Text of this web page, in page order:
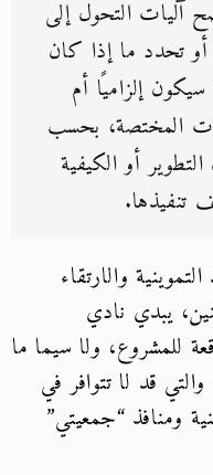
آليات التحول إلى
أو تحدد ما إذا كان
إلزاميًا أم
المختصة، بحسب
أو الكيفية
تنفيذها.
والارتقاء
يبدي نادي
للمشروع، ولا سيما ما
قد لا تتوافر في
ومنافذ “جمعيتي”